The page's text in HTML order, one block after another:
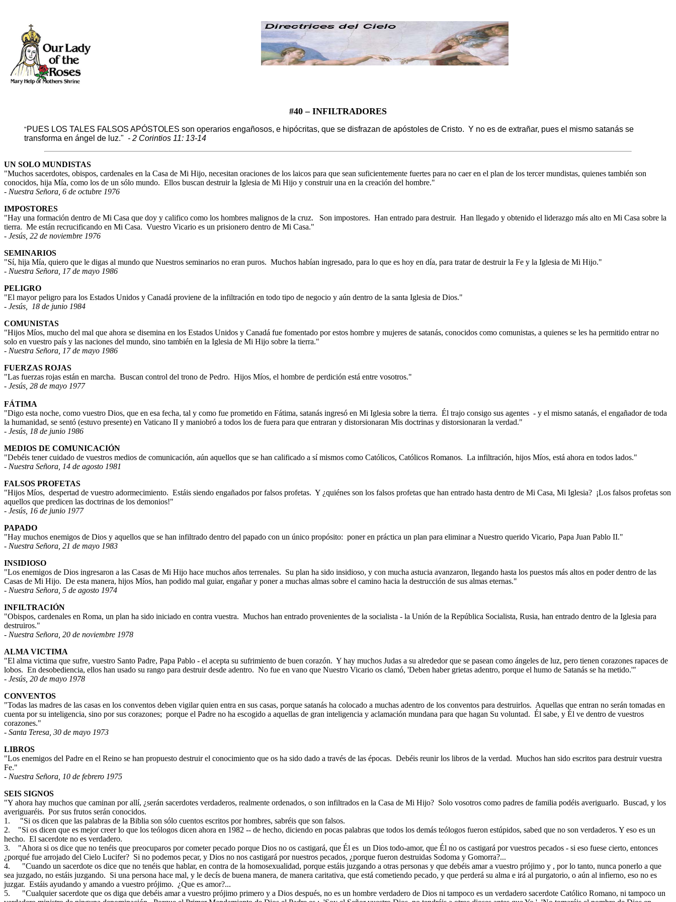
#40 – INFILTRADORES
" PUES LOS TALES FALSOS APÓSTOLES son operarios engañosos, e hipócritas, que se disfrazan de apóstoles de Cristo. Y no es de extrañar, pues el mismo satanás se
transforma en ángel de luz." - 2 Corintios 11: 13-14
UN SOLO MUNDISTAS
"Muchos sacerdotes, obispos, cardenales en la Casa de Mi Hijo, necesitan oraciones de los laicos para que sean suficientemente fuertes para no caer en el plan de los tercer mundistas, quienes también son
conocidos, hija Mía, como los de un sólo mundo. Ellos buscan destruir la Iglesia de Mi Hijo y construir una en la creación del hombre."
- Nuestra Señora, 6 de octubre 1976
IMPOSTORES
"Hay una formación dentro de Mi Casa que doy y califico como los hombres malignos de la cruz.
Son impostores. Han entrado para destruir. Han llegado y obtenido el liderazgo más alto en Mi Casa sobre la
tierra. Me están recrucificando en Mi Casa. Vuestro Vicario es un prisionero dentro de Mi Casa."
- Jesús, 22 de noviembre 1976
SEMINARIOS
"Sí, hija Mía, quiero que le digas al mundo que Nuestros seminarios no eran puros. Muchos habían ingresado, para lo que es hoy en día, para tratar de destruir la Fe y la Iglesia de Mi Hijo."
- Nuestra Señora, 17 de mayo 1986
PELIGRO
"El mayor peligro para los Estados Unidos y Canadá proviene de la infiltración en todo tipo de negocio y aún dentro de la santa Iglesia de Dios."
- Jesús,
18 de junio 1984
COMUNISTAS
"Hijos Míos, mucho del mal que ahora se disemina en los Estados Unidos y Canadá fue fomentado por estos hombre y mujeres de satanás, conocidos como comunistas, a quienes se les ha permitido entrar no
solo en vuestro país y las naciones del mundo, sino también en la Iglesia de Mi Hijo sobre la tierra."
- Nuestra Señora, 17 de mayo 1986
FUERZAS ROJAS
"Las fuerzas rojas están en marcha. Buscan control del trono de Pedro. Hijos Míos, el hombre de perdición está entre vosotros."
- Jesús, 28 de mayo 1977
FÁTIMA
"Digo esta noche, como vuestro Dios, que en esa fecha, tal y como fue prometido en Fátima, satanás ingresó en Mi Iglesia sobre la tierra. Él trajo consigo sus agentes - y el mismo satanás, el engañador de toda
la humanidad, se sentó (estuvo presente) en Vaticano II y maniobró a todos los de fuera para que entraran y distorsionaran Mis doctrinas y distorsionaran la verdad."
- Jesús, 18 de junio 1986
MEDIOS DE COMUNICACIÓN
"Debéis tener cuidado de vuestros medios de comunicación, aún aquellos que se han calificado a sí mismos como Católicos, Católicos Romanos. La infiltración, hijos Míos, está ahora en todos lados."
- Nuestra Señora, 14 de agosto 1981
FALSOS PROFETAS
"Hijos Míos, despertad de vuestro adormecimiento. Estáis siendo engañados por falsos profetas. Y ¿quiénes son los falsos profetas que han entrado hasta dentro de Mi Casa, Mi Iglesia? ¡Los falsos profetas son
aquellos que predicen las doctrinas de los demonios!"
- Jesús, 16 de junio 1977
PAPADO
"Hay muchos enemigos de Dios y aquellos que se han infiltrado dentro del papado con un único propósito: poner en práctica un plan para eliminar a Nuestro querido Vicario, Papa Juan Pablo II."
- Nuestra Señora, 21 de mayo 1983
INSIDIOSO
"Los enemigos de Dios ingresaron a las Casas de Mi Hijo hace muchos años terrenales. Su plan ha sido insidioso, y con mucha astucia avanzaron, llegando hasta los puestos más altos en poder dentro de las
Casas de Mi Hijo. De esta manera, hijos Míos, han podido mal guiar, engañar y poner a muchas almas sobre el camino hacia la destrucción de sus almas eternas."
- Nuestra Señora, 5 de agosto 1974
INFILTRACIÓN
"Obispos, cardenales en Roma, un plan ha sido iniciado en contra vuestra. Muchos han entrado provenientes de la socialista - la Unión de la República Socialista, Rusia, han entrado dentro de la Iglesia para
destruiros."
- Nuestra Señora, 20 de noviembre 1978
ALMA VICTIMA
"El alma victima que sufre, vuestro Santo Padre, Papa Pablo - el acepta su sufrimiento de buen corazón. Y hay muchos Judas a su alrededor que se pasean como ángeles de luz, pero tienen corazones rapaces de
lobos. En desobediencia, ellos han usado su rango para destruir desde adentro. No fue en vano que Nuestro Vicario os clamó, 'Deben haber grietas adentro, porque el humo de Satanás se ha metido.'"
- Jesús, 20 de mayo 1978
CONVENTOS
"Todas las madres de las casas en los conventos deben vigilar quien entra en sus casas, porque satanás ha colocado a muchas adentro de los conventos para destruirlos. Aquellas que entran no serán tomadas en
cuenta por su inteligencia, sino por sus corazones; porque el Padre no ha escogido a aquellas de gran inteligencia y aclamación mundana para que hagan Su voluntad. Él sabe, y Él ve dentro de vuestros
corazones."
- Santa Teresa, 30 de mayo 1973
LIBROS
"Los enemigos del Padre en el Reino se han propuesto destruir el conocimiento que os ha sido dado a través de las épocas. Debéis reunir los libros de la verdad. Muchos han sido escritos para destruir vuestra
Fe."
- Nuestra Señora, 10 de febrero 1975
SEIS SIGNOS
"Y ahora hay muchos que caminan por allí, ¿serán sacerdotes verdaderos, realmente ordenados, o son infiltrados en la Casa de Mi Hijo? Solo vosotros como padres de familia podéis averiguarlo. Buscad, y los
averiguaréis. Por sus frutos serán conocidos.
1 .
"Si os dicen que las palabras de la Biblia son sólo cuentos escritos por hombres, sabréis que son falsos.
2.
"Si os dicen que es mejor creer lo que los teólogos dicen ahora en 1982 -- de hecho, diciendo en pocas palabras que todos los demás teólogos fueron estúpidos, sabed que no son verdaderos. Y eso es un
hecho. El sacerdote no es verdadero.
3.
"Ahora si os dice que no tenéis que preocuparos por cometer pecado porque Dios no os castigará, que Él es un Dios todo-amor, que Él no os castigará por vuestros pecados - si eso fuese cierto, entonces
¿porqué fue arrojado del Cielo Lucifer? Si no podemos pecar, y Dios no nos castigará por nuestros pecados, ¿porque fueron destruidas Sodoma y Gomorra?...
4.
"Cuando un sacerdote os dice que no tenéis que hablar, en contra de la homosexualidad, porque estáis juzgando a otras personas y que debéis amar a vuestro prójimo y , por lo tanto, nunca ponerlo a que
sea juzgado, no estáis juzgando. Si una persona hace mal, y le decís de buena manera, de manera caritativa, que está cometiendo pecado, y que perderá su alma e irá al purgatorio, o aún al infierno, eso no es
juzgar. Estáis ayudando y amando a vuestro prójimo. ¿Que es amor?...
5.
"Cualquier sacerdote que os diga que debéis amar a vuestro prójimo primero y a Dios después, no es un hombre verdadero de Dios ni tampoco es un verdadero sacerdote Católico Romano, ni tampoco un